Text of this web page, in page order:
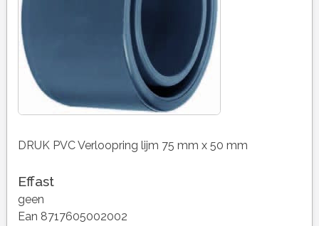
DRUK PVC Verloopring lijm 75 mm x 50 mm
Effast
geen
Ean 8717605002002